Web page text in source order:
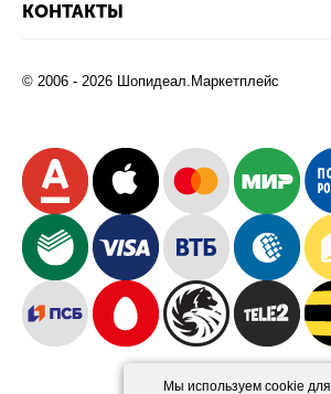
Мы используем cookie для
КОНТАКТЫ
© 2006 - 2026 Шопидеал.Маркетплейс